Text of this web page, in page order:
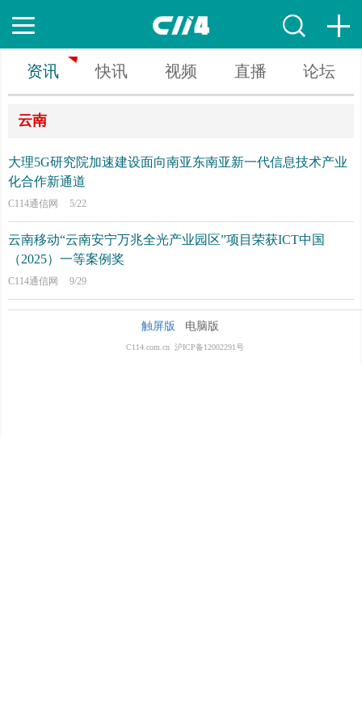
资讯 快讯 视频 直播 论坛
云南
大理5G研究院加速建设面向南亚东南亚新一代信息技术产业
化合作新通道
C114通信网 5/22
云南移动“云南安宁万兆全光产业园区”项目荣获ICT中国
（2025）一等案例奖
C114通信网 9/29
触屏版 电脑版
C114.com.cn 沪ICP备12002291号